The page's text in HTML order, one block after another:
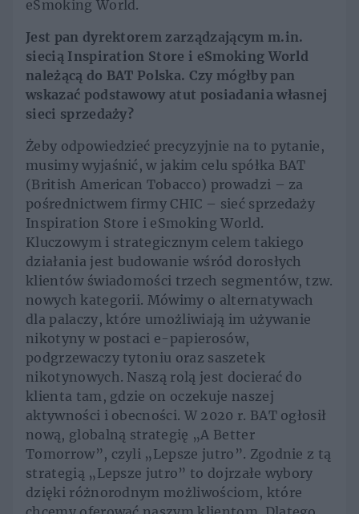
eSmoking World.
Jest pan dyrektorem zarządzającym m.in.
siecią Inspiration Store i eSmoking World
należącą do BAT Polska. Czy mógłby pan
wskazać podstawowy atut posiadania własnej
sieci sprzedaży?
Żeby odpowiedzieć precyzyjnie na to pytanie,
musimy wyjaśnić, w jakim celu spółka BAT
(British American Tobacco) prowadzi – za
pośrednictwem firmy CHIC – sieć sprzedaży
Inspiration Store i eSmoking World.
Kluczowym i strategicznym celem takiego
działania jest budowanie wśród dorosłych
klientów świadomości trzech segmentów, tzw.
nowych kategorii. Mówimy o alternatywach
dla palaczy, które umożliwiają im używanie
nikotyny w postaci e-papierosów,
podgrzewaczy tytoniu oraz saszetek
nikotynowych. Naszą rolą jest docierać do
klienta tam, gdzie on oczekuje naszej
aktywności i obecności. W 2020 r. BAT ogłosił
nową, globalną strategię „A Better
Tomorrow”, czyli „Lepsze jutro”. Zgodnie z tą
strategią „Lepsze jutro” to dojrzałe wybory
dzięki różnorodnym możliwościom, które